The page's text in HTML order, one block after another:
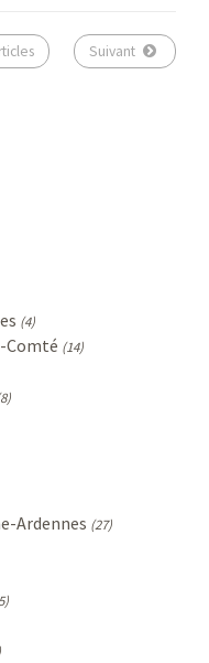
Suivant
(4)
Comté (14)
Ardennes (27)